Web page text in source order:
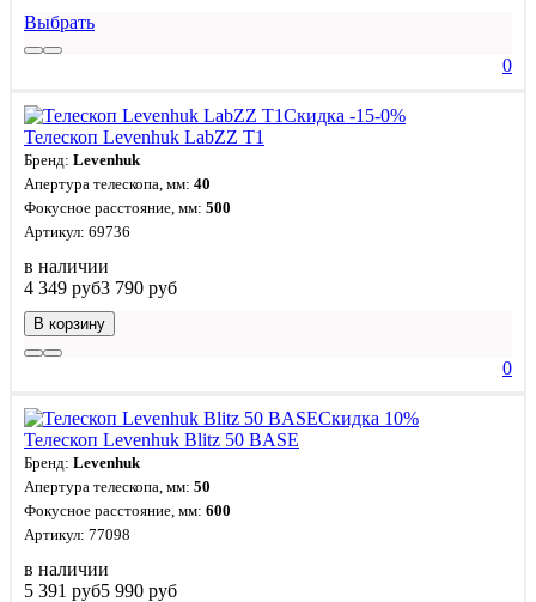
Выбрать
0
Скидка -15-0%
Телескоп Levenhuk LabZZ T1
Бренд: Levenhuk
Апертура телескопа, мм: 40
Фокусное расстояние, мм: 500
Артикул: 69736
в наличии
4 349 руб3 790 руб
В корзину
0
Скидка 10%
Телескоп Levenhuk Blitz 50 BASE
Бренд: Levenhuk
Апертура телескопа, мм: 50
Фокусное расстояние, мм: 600
Артикул: 77098
в наличии
5 391 руб5 990 руб